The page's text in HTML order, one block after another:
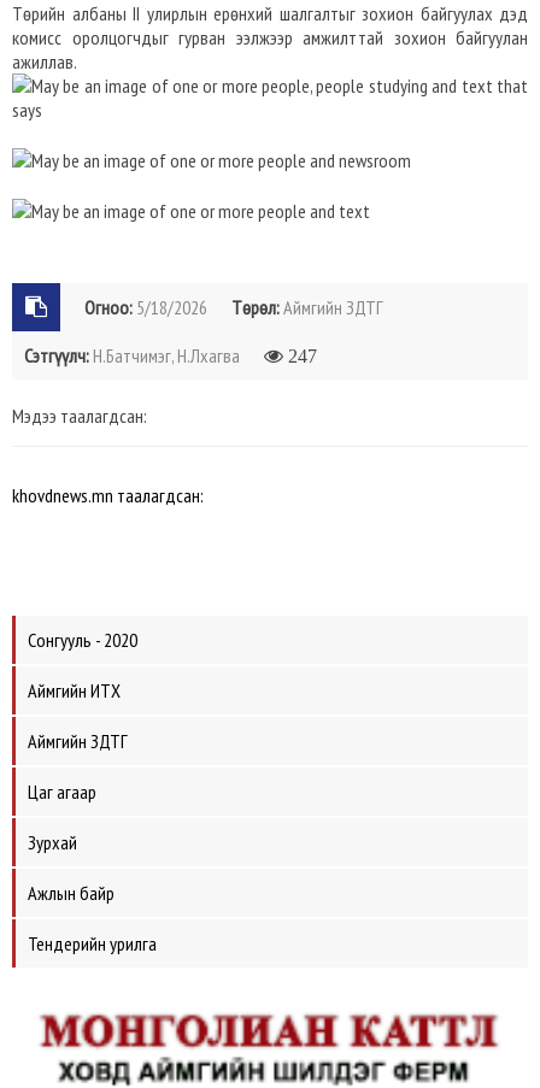
Төрийн албаны II улирлын ерөнхий шалгалтыг зохион байгуулах дэд
комисс оролцогчдыг гурван ээлжээр амжилттай зохион байгуулан
ажиллав.
Огноо: 5/18/2026 Төрөл:Аймгийн ЗДТГ
Сэтгүүлч: Н.Батчимэг, Н.Лхагва 247
Мэдээ таалагдсан:
khovdnews.mn таалагдсан:
Сонгууль - 2020
Аймгийн ИТХ
Аймгийн ЗДТГ
Цаг агаар
Зурхай
Ажлын байр
Тендерийн урилга